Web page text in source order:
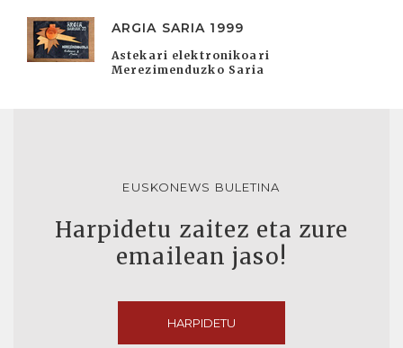
ARGIA SARIA 1999
Astekari elektronikoari
Merezimenduzko Saria
EUSKONEWS BULETINA
Harpidetu zaitez eta zure
emailean jaso!
HARPIDETU